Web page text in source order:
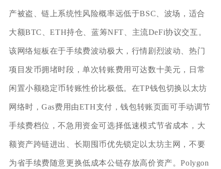
产被盗、链上系统性风险概率远低于BSC、波场，适合
大额BTC、ETH持仓、蓝筹NFT、主流DeFi协议交互。
该网络短板在于手续费波动极大，行情剧烈波动、热门
项目发币拥堵时段，单次转账费用可达数十美元，日常
闲置小额稳定币转账性价比极低。在TP钱包切换以太坊
网络时，Gas费用由ETH支付，钱包转账页面可手动调节
手续费档位，不急用资金可选择低速模式节省成本，大
额资产跨链进出、长期囤币优先锁定以太坊主网，不要
为省手续费随意更换低成本公链存放高价资产。Polygon